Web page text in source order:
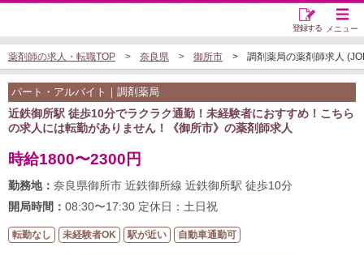
メニュー
登録する
薬剤師の求人・転職TOP 奈良県 御所市 調剤薬局の薬剤師求人
パート・アルバイト｜調剤薬局
近鉄御所駅 徒歩10分でラクラク通勤！未経験者におすすめ！こちら
の求人には転勤がありません！《御所市》の薬剤師求人
時給1800〜2300円
勤務地： 奈良県御所市 近鉄御所線 近鉄御所駅 徒歩10分
開局時間： 08:30〜17:30 定休日：土日祝
転勤なし 未経験者OK 駅が近い 自動車通勤可